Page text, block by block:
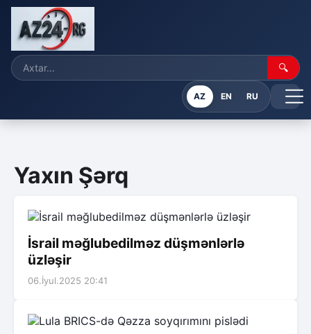
🔍
AZ EN RU
Yaxın Şərq
İsrail məğlubedilməz düşmənlərlə
üzləşir
06.İyul.2025 20:41